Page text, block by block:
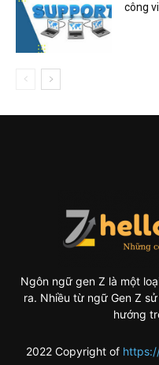
công
Ngôn ngữ gen Z là một
ra. Nhiều từ ngữ Gen Z
hướng
2022 Copyright of